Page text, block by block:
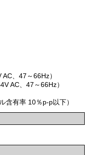
、47～66Hz）
AC、47～66Hz）
含有率 10％p-p以下）